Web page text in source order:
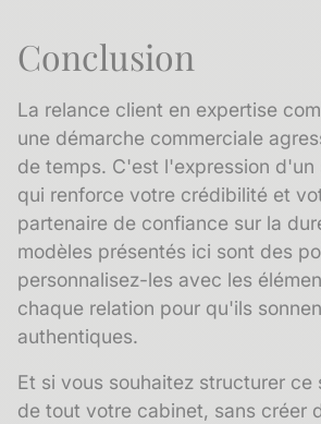
Conclusion
La relance client en expertise
une démarche commerciale
de temps. C'est l'expression d'un
qui renforce votre crédibilité et
partenaire de confiance sur la
modèles présentés ici sont des
personnalisez-les avec les
chaque relation pour qu'ils
authentiques.
Et si vous souhaitez structurer ce
de tout votre cabinet, sans créer